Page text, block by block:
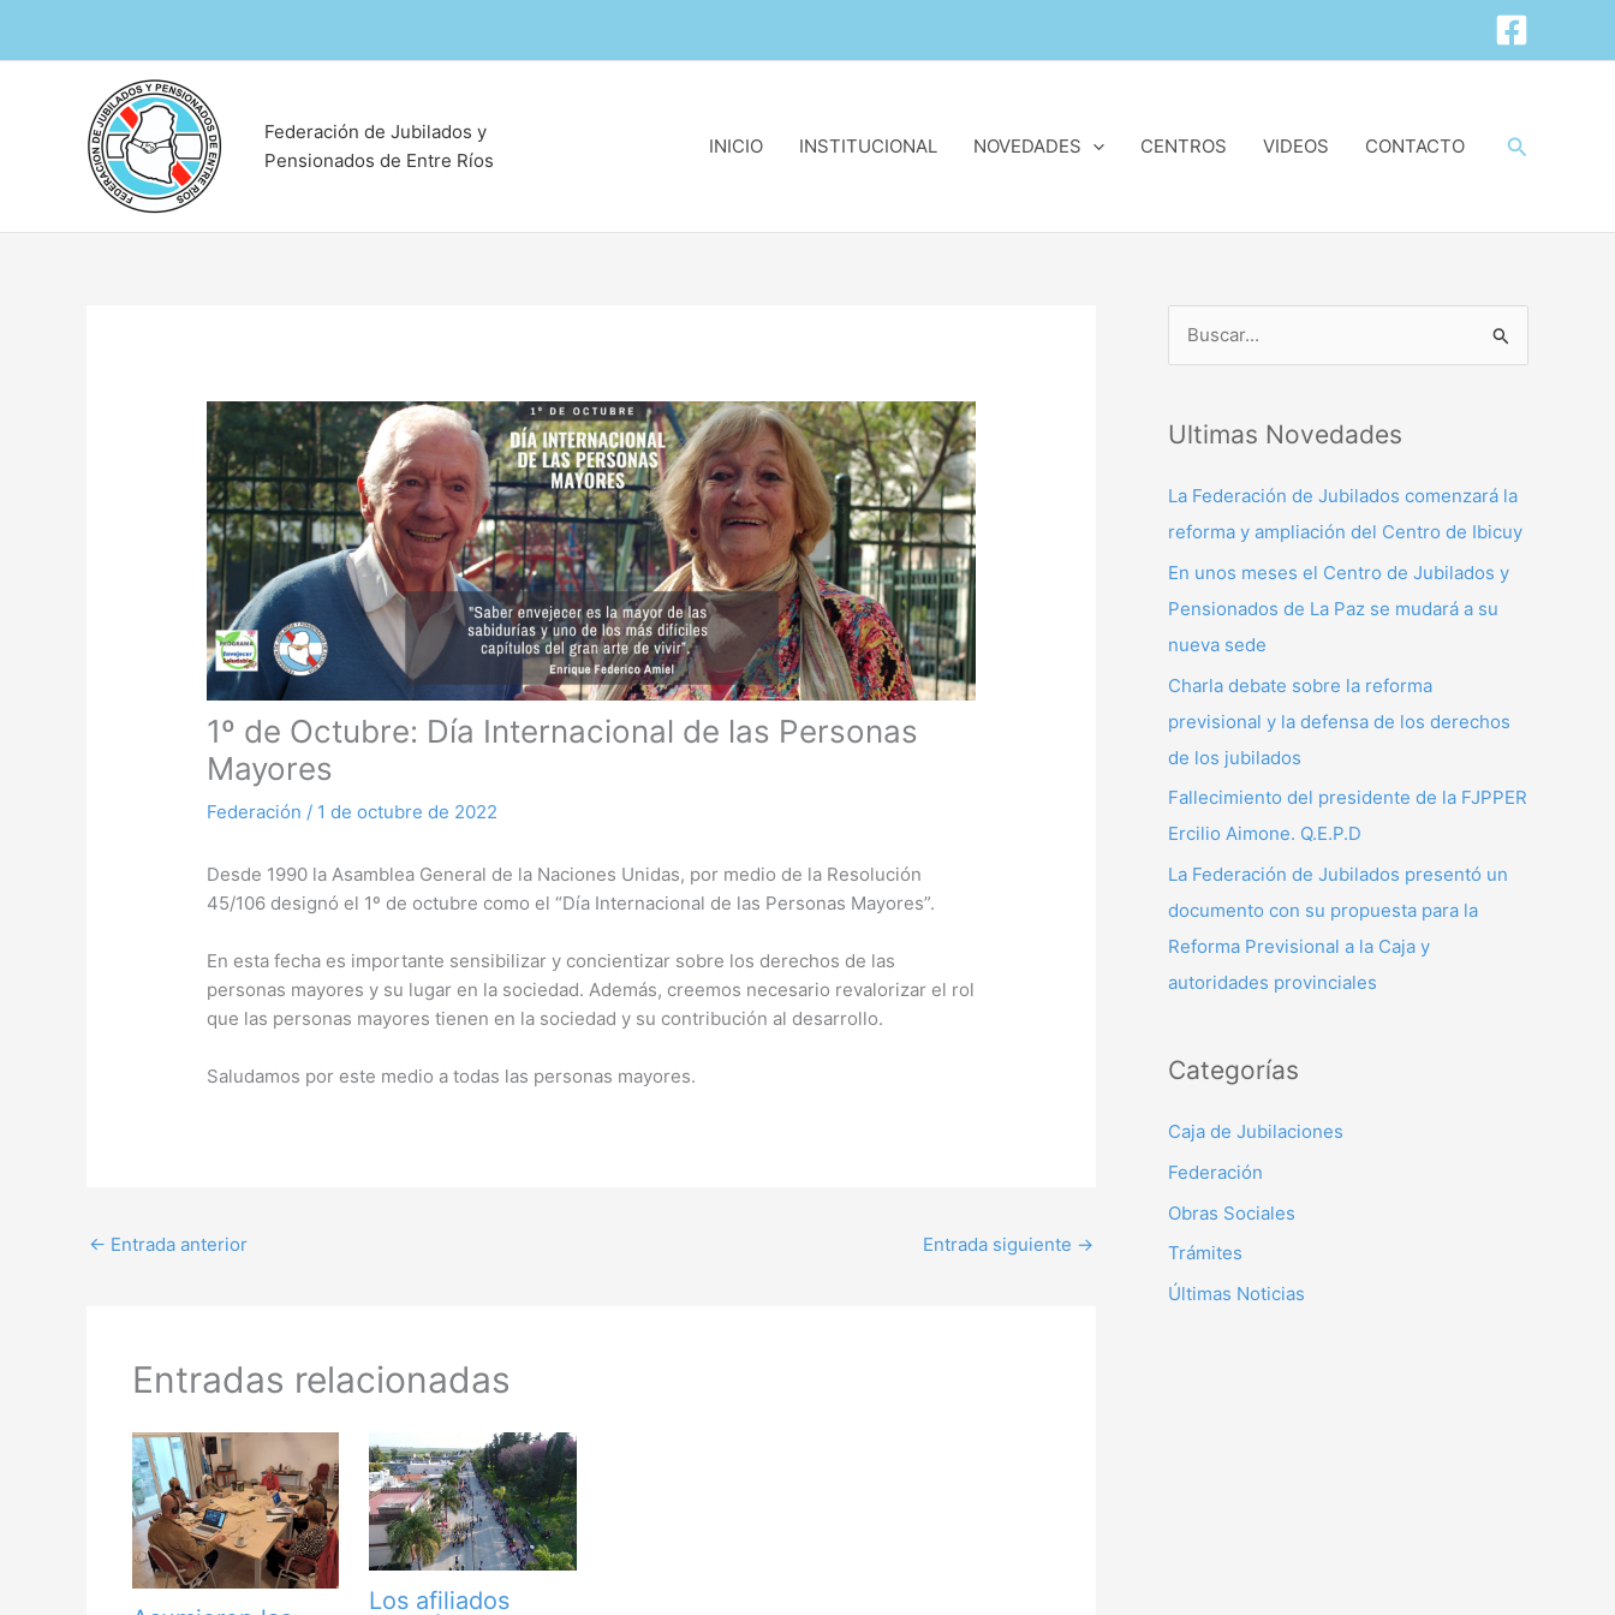
Federación de Jubilados y
Pensionados de Entre Ríos
INICIO INSTITUCIONAL NOVEDADES CENTROS VIDEOS CONTACTO Buscar
1º de Octubre: Día Internacional de las Personas
Mayores
Federación / 1 de octubre de 2022
Desde 1990 la Asamblea General de la Naciones Unidas, por medio de la Resolución
45/106 designó el 1º de octubre como el “Día Internacional de las Personas Mayores”.
En esta fecha es importante sensibilizar y concientizar sobre los derechos de las
personas mayores y su lugar en la sociedad. Además, creemos necesario revalorizar el rol
que las personas mayores tienen en la sociedad y su contribución al desarrollo.
Saludamos por este medio a todas las personas mayores.
← Entrada anterior Entrada siguiente →
Entradas relacionadas
Los afiliados
c
a
Ultimas Novedades
La Federación de Jubilados comenzará la
reforma y ampliación del Centro de Ibicuy
En unos meses el Centro de Jubilados y
Pensionados de La Paz se mudará a su
nueva sede
Charla debate sobre la reforma
previsional y la defensa de los derechos
de los jubilados
Fallecimiento del presidente de la FJPPER
Ercilio Aimone. Q.E.P.D
La Federación de Jubilados presentó un
documento con su propuesta para la
Reforma Previsional a la Caja y
autoridades provinciales
Categorías
Caja de Jubilaciones
Federación
Obras Sociales
Trámites
Últimas Noticias